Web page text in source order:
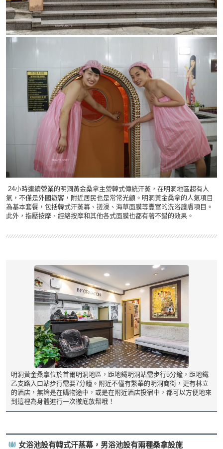
24小時連續營業的明洞黃金桑拿主營韓式傳統汗蒸，在明洞地區超有人
氣，不僅是外國遊客，附近居民也是常常光顧。明洞黃金桑拿的人氣項目
為基本套餐，包括韓式汗蒸幕、搓澡、海草面膜等豐富的洗浴護膚項目。
此外，指壓按摩、經絡按摩和其他各式面膜也都有著不錯的效果。
明洞黃金桑拿位於首爾明洞地區，距地鐵明洞站需步行5分鐘，距地鐵
乙支路入口站步行需要7分鐘。附近不僅有繁華的明洞商街，更有林立
的酒店，無論是在購物途中，或是在附近酒店投宿中，都可以方便地來
到這裡為身體進行一次徹底放鬆哦！
女浴池設有韓式汗蒸幕，男浴池設有兩種桑拿設施